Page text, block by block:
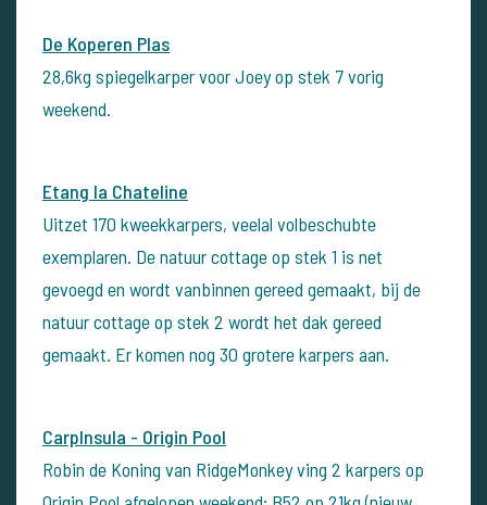
De Koperen Plas
28,6kg spiegelkarper voor Joey op stek 7 vorig
weekend.
Etang la Chateline
Uitzet 170 kweekkarpers, veelal volbeschubte
exemplaren. De natuur cottage op stek 1 is net
gevoegd en wordt vanbinnen gereed gemaakt, bij de
natuur cottage op stek 2 wordt het dak gereed
gemaakt. Er komen nog 30 grotere karpers aan.
CarpInsula - Origin Pool
Robin de Koning van RidgeMonkey ving 2 karpers op